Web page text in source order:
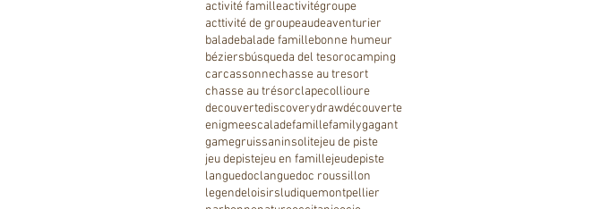
activité familleactivitégroupe
acttivité de groupeaudeaventurier
baladebalade famillebonne humeur
béziersbúsqueda del tesorocamping
carcassonnechasse au tresort
chasse au trésorclapecollioure
decouvertediscoverydrawdécouverte
enigmeescaladefamillefamilygagant
gamegruissaninsolitejeu de piste
jeu depistejeu en famillejeudepiste
languedoclanguedoc roussillon
legendeloisirsludiquemontpellier